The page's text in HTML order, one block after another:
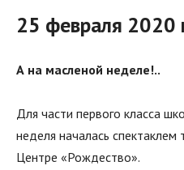
25 февраля 2020
А на масленой неделе!..
Для части первого класса
неделя началась
Центре «Рождество».